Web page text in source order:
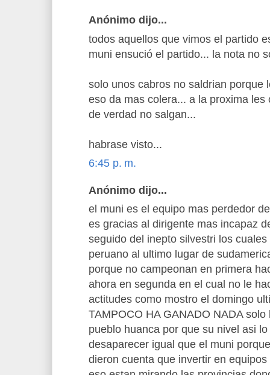
Anónimo dijo...
todos aquellos que vimos el partido
muni ensució el partido... la nota no
solo unos cabros no saldrian porque
eso da mas colera... a la proxima
de verdad no salgan...
habrase visto...
6:45 p. m.
Anónimo dijo...
el muni es el equipo mas perdedor
es gracias al dirigente mas incapaz
seguido del inepto silvestri los
peruano al ultimo lugar de
porque no campeonan en primera
ahora en segunda en el cual no le
actitudes como mostro el domingo
TAMPOCO HA GANADO NADA
pueblo huanca por que su nivel asi
desaparecer igual que el muni
dieron cuenta que invertir en